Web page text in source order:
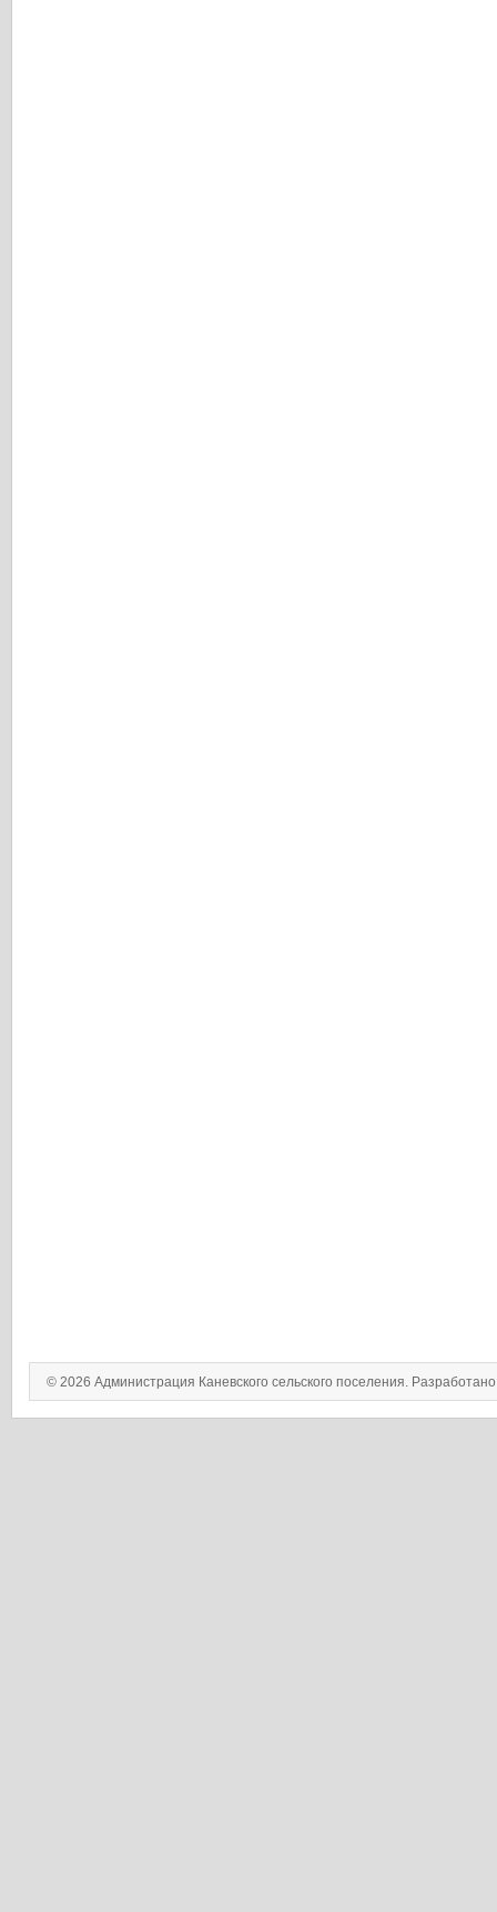
© 2026 Администрация Каневского сельского поселения.